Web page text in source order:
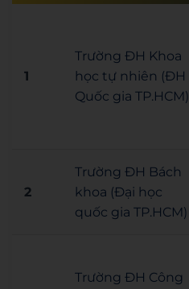
1
Trường ĐH Khoa
học tự nhiên (ĐH
Quốc gia TP.HCM)
2
Trường ĐH Bách
khoa (Đại học
quốc gia TP.HCM)
Trường ĐH Công